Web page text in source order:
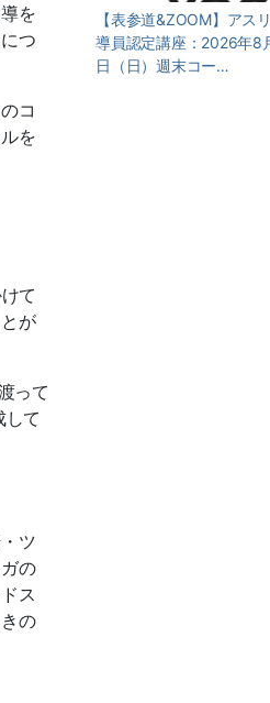
を
つ
コ
を
て
が
って
て
ツ
の
ス
きの
【表参道&ZOOM】アス
導員認定講座：2026年8
日（日）週末コー…